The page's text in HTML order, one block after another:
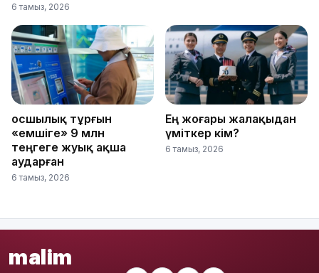
6 тамыз, 2026
Қосшылық тұрғын
«емшіге» 9 млн
теңгеге жуық ақша
аударған
6 тамыз, 2026
Ең жоғары жалақыдан
үміткер кім?
6 тамыз, 2026
malim